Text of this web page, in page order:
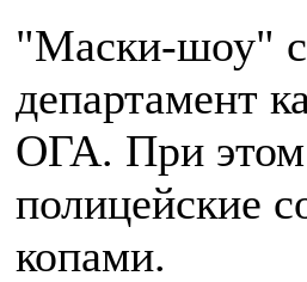
"Маски-шоу"
департамент
ОГА. При этом
полицейские
копами.